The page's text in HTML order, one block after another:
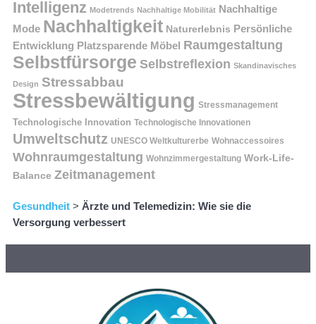
Intelligenz Modetrends Nachhaltige Mobilität Nachhaltige
Mode Nachhaltigkeit Naturerlebnis Persönliche
Entwicklung Platzsparende Möbel Raumgestaltung
Selbstfürsorge Selbstreflexion Skandinavisches
Design Stressabbau
Stressbewältigung Stressmanagement
Technologische Innovation Technologische Innovationen
Umweltschutz UNESCO Weltkulturerbe Wohnaccessoires
Wohnraumgestaltung Wohnzimmergestaltung Work-Life-
Balance Zeitmanagement
Gesundheit > Ärzte und Telemedizin: Wie sie die
Versorgung verbessert